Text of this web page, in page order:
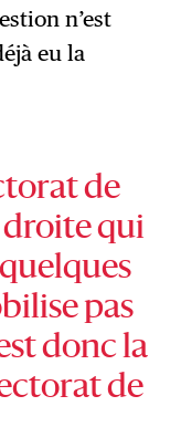
n’est
eu la
de
droite qui
pas
donc la
de